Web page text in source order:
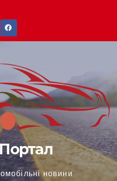
новини